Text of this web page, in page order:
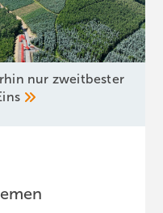
nur zweitbester